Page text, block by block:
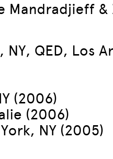
Mandradjieff &
QED, Los
(2006)
(2006)
NY (2005)